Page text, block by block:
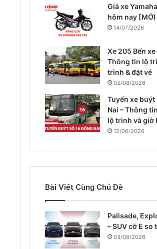
Giá xe
hôm nay [MỚI
14/07/2026
Xe 205 Bến xe
Thông tin lộ
trình & đặt vé
02/08/2026
Tuyến xe buýt
Nai – Thông
lộ trình và giờ
12/06/2026
Bài Viết Cùng Chủ Đề
Palisade,
– SUV cỡ E so
03/08/2026